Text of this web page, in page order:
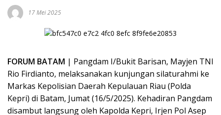
17 Mei 2025
FORUM BATAM | Pangdam I/Bukit Barisan, Mayjen TNI
Rio Firdianto, melaksanakan kunjungan silaturahmi ke
Markas Kepolisian Daerah Kepulauan Riau (Polda
Kepri) di Batam, Jumat (16/5/2025). Kehadiran Pangdam
disambut langsung oleh Kapolda Kepri, Irjen Pol Asep